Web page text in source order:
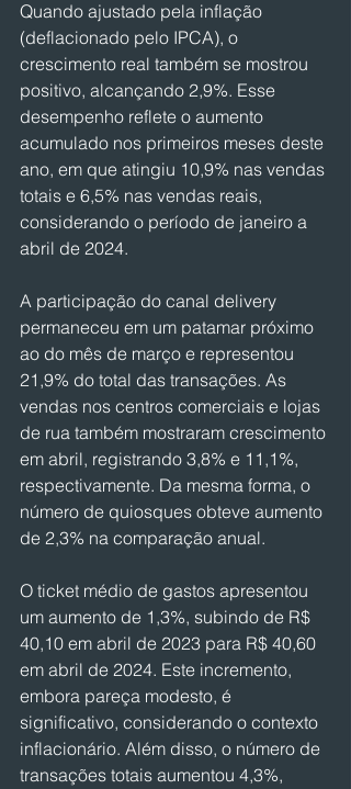
Quando ajustado pela inflação
(deflacionado pelo IPCA), o
crescimento real também se mostrou
positivo, alcançando 2,9%. Esse
desempenho reflete o aumento
acumulado nos primeiros meses deste
ano, em que atingiu 10,9% nas vendas
totais e 6,5% nas vendas reais,
considerando o período de janeiro a
abril de 2024.
A participação do canal delivery
permaneceu em um patamar próximo
ao do mês de março e representou
21,9% do total das transações. As
vendas nos centros comerciais e lojas
de rua também mostraram crescimento
em abril, registrando 3,8% e 11,1%,
respectivamente. Da mesma forma, o
número de quiosques obteve aumento
de 2,3% na comparação anual.
O ticket médio de gastos apresentou
um aumento de 1,3%, subindo de R$
40,10 em abril de 2023 para R$ 40,60
em abril de 2024. Este incremento,
embora pareça modesto, é
significativo, considerando o contexto
inflacionário. Além disso, o número de
transações totais aumentou 4,3%,